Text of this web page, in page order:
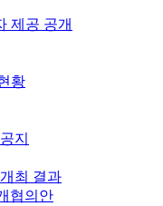
제공 공개
황
지
최 결과
협의안